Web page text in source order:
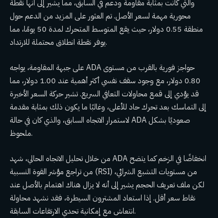
والتي كانت بمثابة مقاومة ودعم في السابق، مما يشير إلى أنها نقطة
محورية مهمة لسعر الأصل. تم العثور على المزيد من الدعم حول
منطقة 0.55 دولار، حيث يقع المتوسط ​​المتحرك لمدة 50 يومًا، مما
يوفر نقطة انطلاق محتملة للارتداد.
على جبهة المقاومة، يواجه ADA حواجز فورية بالقرب من مستوى
0.80 دولار، مع وجود سقف نفسي أكثر أهمية عند 1.00 دولار، مما
قد يؤدي إلى قمع محاولات التعافي السريع. تشير حركة السعر الأخيرة
إلى التماسك بعد تحرك حاد للأعلى، وغالبًا ما يكون ذلك بمثابة مقدمة
لاستمرار الاتجاه السابق، والذي كان في حالة ADA صعوديًا بشكل
ملحوظ.
من خلال تحليل الاتجاه الحالي، شهد ADA انخفاضًا في الزخم كما يتضح
من تراجع مؤشر القوة النسبية (RSI) من مستويات التشبع الشرائي،
لكن ملف تعريف الحجم يشير إلى أنه لا يزال هناك اهتمام بالأصل عند
نقاط سعر أقل. إذا استعاد المشترون السيطرة، فقد نشهد محاولة
انتعاش مع إمكانية تحدي الارتفاعات السابقة.